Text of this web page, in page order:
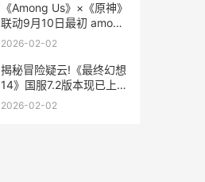
《Among Us》×《原神》
联动9月10日最初 among
us 音乐
2026-02-02
揭秘冒险疑云!《最终幻想
14》国服7.2版本现已上
线! 冒险解密
2026-02-02